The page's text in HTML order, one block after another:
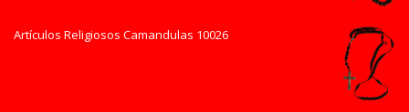
Artículos Religiosos Camandulas 10026